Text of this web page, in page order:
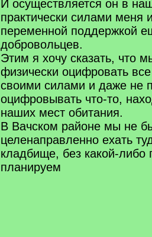
И осуществляется он в
практически силами меня
переменной поддержкой
добровольцев.
Этим я хочу сказать, что
физически оцифровать
своими силами и даже не
оцифровывать что-то,
наших мест обитания.
В Вачском районе мы не
целенаправленно ехать
кладбище, без какой-
планируем